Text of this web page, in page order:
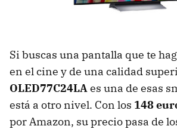
Si buscas una pantalla que te
en el cine y de una calidad
OLED77C24LAes una de esas
está a otro nivel. Con los 148
por Amazon, su precio pasa de